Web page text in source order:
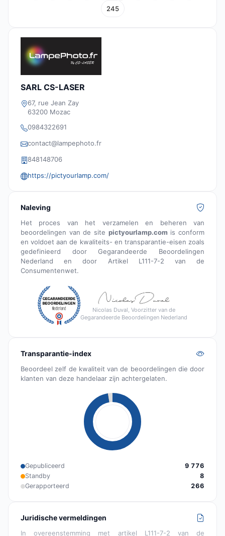
245
SARL CS-LASER
67, rue Jean Zay
63200 Mozac
0984322691
contact@lampephoto.fr
848148706
https://pictyourlamp.com/
Naleving
Het proces van het verzamelen en beheren van
beoordelingen van de site pictyourlamp.com is conform
en voldoet aan de kwaliteits- en transparantie-eisen zoals
gedefinieerd door Gegarandeerde Beoordelingen
Nederland en door Artikel L111-7-2 van de
Consumentenwet.
Nicolas Duval, Voorzitter van de
Gegarandeerde Beoordelingen Nederland
Transparantie-index
Beoordeel zelf de kwaliteit van de beoordelingen die door
klanten van deze handelaar zijn achtergelaten.
Gepubliceerd
9 776
Standby
8
Gerapporteerd
266
Juridische vermeldingen
In overeenstemming met artikel L111-7-2 van de